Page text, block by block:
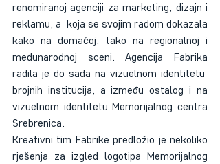
renomiranoj agenciji za marketing, dizajn i
reklamu, a  koja se svojim radom dokazala
kako na domaćoj, tako na regionalnoj i
međunarodnoj sceni. Agencija Fabrika
radila je do sada na vizuelnom identitetu
brojnih institucija, a između ostalog i na
vizuelnom identitetu Memorijalnog centra
Srebrenica.
Kreativni tim Fabrike predložio je nekoliko
rješenja za izgled logotipa Memorijalnog